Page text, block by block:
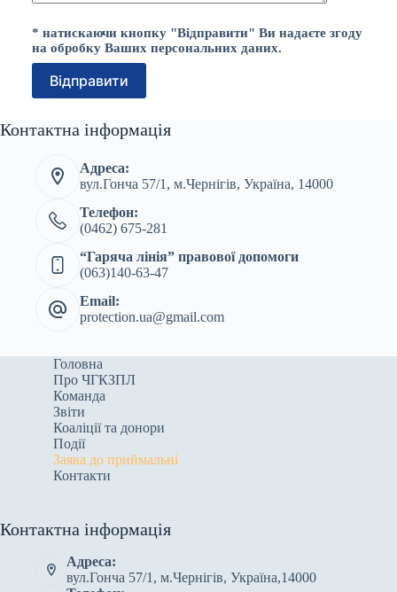
* натискаючи кнопку "Відправити" Ви надаєте згоду
на обробку Ваших персональних даних.
Контактна інформація
Адреса:
вул.Гонча 57/1, м.Чернігів, Україна, 14000
Телефон:
(0462) 675-281
“Гаряча лінія” правової допомоги
(063)140-63-47
Email:
protection.ua@gmail.com
Головна
Про ЧГКЗПЛ
Команда
Звіти
Коаліції та донори
Події
Заява до приймальні
Контакти
Контактна інформація
Адреса:
вул.Гонча 57/1, м.Чернігів, Україна,14000